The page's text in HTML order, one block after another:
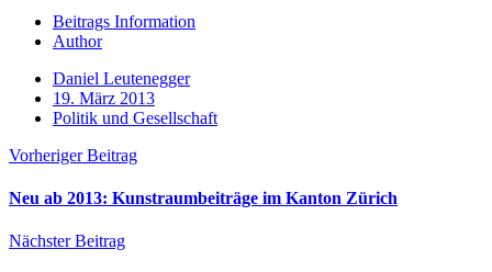
Beitrags Information
Author
Daniel Leutenegger
19. März 2013
Politik und Gesellschaft
Vorheriger Beitrag
Neu ab 2013: Kunstraumbeiträge im Kanton Zürich
Nächster Beitrag